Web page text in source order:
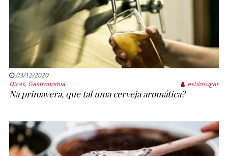
03/12/2020
Dicas, Gastronomia estilosugar
Na primavera, que tal uma cerveja aromática?